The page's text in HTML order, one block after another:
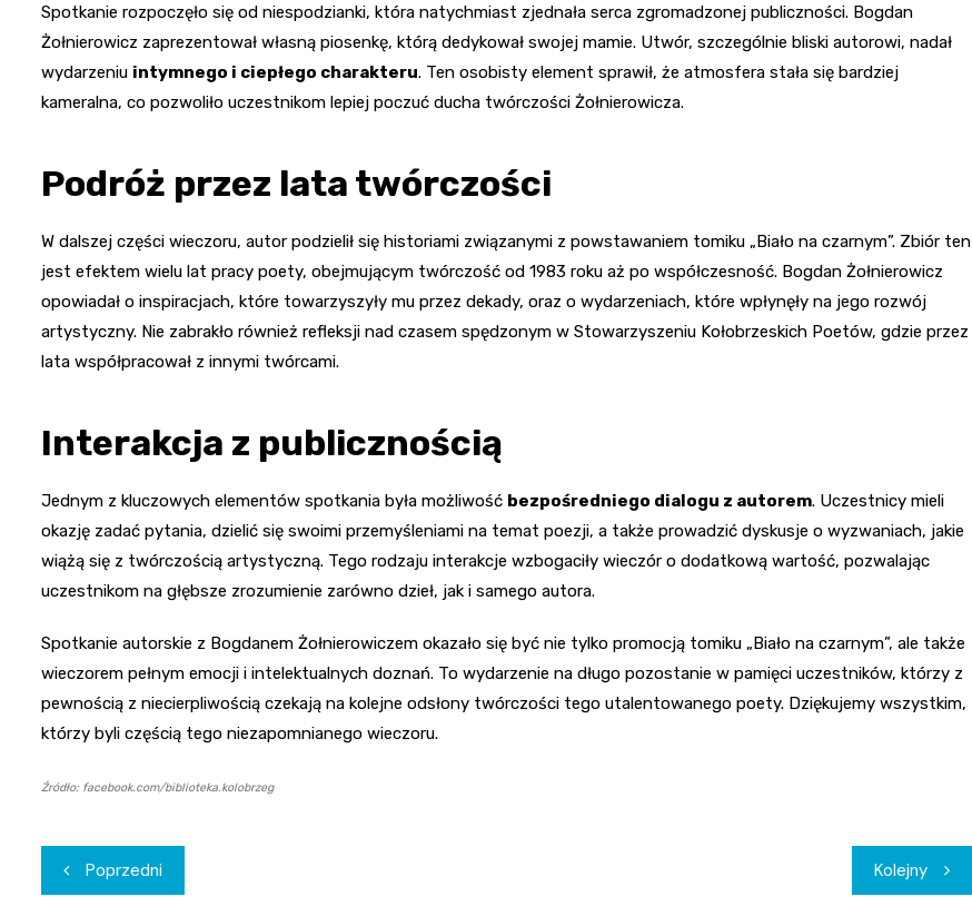
Spotkanie rozpoczęło się od niespodzianki, która natychmiast zjednała serca zgromadzonej publiczności. Bogdan
Żołnierowicz zaprezentował własną piosenkę, którą dedykował swojej mamie. Utwór, szczególnie bliski autorowi, nadał
wydarzeniu intymnego i ciepłego charakteru. Ten osobisty element sprawił, że atmosfera stała się bardziej
kameralna, co pozwoliło uczestnikom lepiej poczuć ducha twórczości Żołnierowicza.
Podróż przez lata twórczości
W dalszej części wieczoru, autor podzielił się historiami związanymi z powstawaniem tomiku „Biało na czarnym”. Zbiór ten
jest efektem wielu lat pracy poety, obejmującym twórczość od 1983 roku aż po współczesność. Bogdan Żołnierowicz
opowiadał o inspiracjach, które towarzyszyły mu przez dekady, oraz o wydarzeniach, które wpłynęły na jego rozwój
artystyczny. Nie zabrakło również refleksji nad czasem spędzonym w Stowarzyszeniu Kołobrzeskich Poetów, gdzie przez
lata współpracował z innymi twórcami.
Interakcja z publicznością
Jednym z kluczowych elementów spotkania była możliwość bezpośredniego dialogu z autorem. Uczestnicy mieli
okazję zadać pytania, dzielić się swoimi przemyśleniami na temat poezji, a także prowadzić dyskusje o wyzwaniach, jakie
wiążą się z twórczością artystyczną. Tego rodzaju interakcje wzbogaciły wieczór o dodatkową wartość, pozwalając
uczestnikom na głębsze zrozumienie zarówno dzieł, jak i samego autora.
Spotkanie autorskie z Bogdanem Żołnierowiczem okazało się być nie tylko promocją tomiku „Biało na czarnym”, ale także
wieczorem pełnym emocji i intelektualnych doznań. To wydarzenie na długo pozostanie w pamięci uczestników, którzy z
pewnością z niecierpliwością czekają na kolejne odsłony twórczości tego utalentowanego poety. Dziękujemy wszystkim,
którzy byli częścią tego niezapomnianego wieczoru.
Źródło: facebook.com/biblioteka.kolobrzeg
Nawigacja
Poprzedni Kolejny